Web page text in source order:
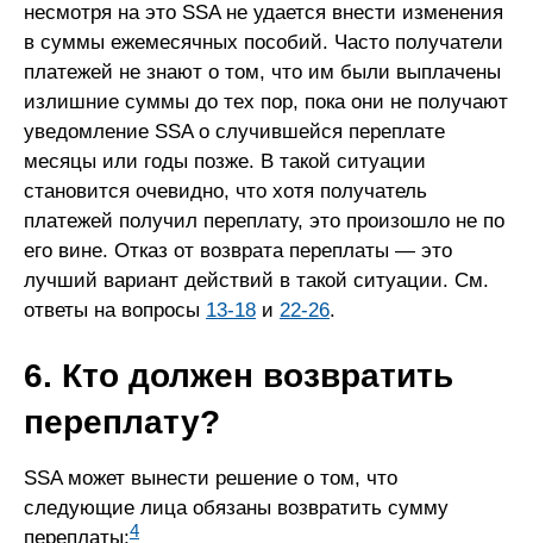
несмотря на это SSA не удается внести изменения
в суммы ежемесячных пособий. Часто получатели
платежей не знают о том, что им были выплачены
излишние суммы до тех пор, пока они не получают
уведомление SSA о случившейся переплате
месяцы или годы позже. В такой ситуации
становится очевидно, что хотя получатель
платежей получил переплату, это произошло не по
его вине. Отказ от возврата переплаты — это
лучший вариант действий в такой ситуации. См.
ответы на вопросы 13-18 и 22-26.
6. Кто должен возвратить
переплату?
SSA может вынести решение о том, что
следующие лица обязаны возвратить сумму
переплаты:4